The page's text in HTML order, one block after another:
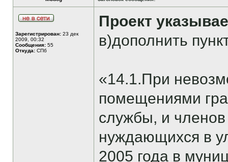
Зарегистрирован: 23 дек
2009, 00:32
Сообщения: 55
Откуда: СПб
Проект
в)дополнить
«14.1.При
помещениями
службы, и
нуждающихся в
2005 года в